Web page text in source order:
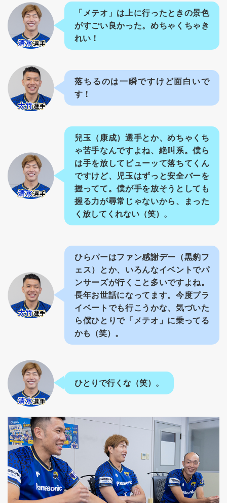
「メテオ」は上に行ったときの景色
がすごい良かった。めちゃくちゃき
れい！
落ちるのは一瞬ですけど面白いで
す！
兒玉（康成）選手とか、めちゃくち
ゃ苦手なんですよね、絶叫系。僕ら
は手を放してビューッて落ちてくん
ですけど、児玉はずっと安全バーを
握ってて。僕が手を放そうとしても
握る力が尋常じゃないから、まった
く放してくれない（笑）。
ひらパーはファン感謝デー（黒豹フ
ェス）とか、いろんなイベントでパ
ンサーズが行くこと多いですよね。
長年お世話になってます。今度プラ
イベートでも行こうかな、気づいた
ら僕ひとりで「メテオ」に乗ってる
かも（笑）。
ひとりで行くな（笑）。